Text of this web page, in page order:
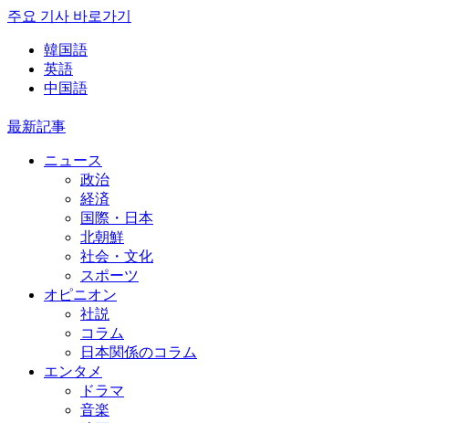
주요 기사 바로가기
韓国語
英語
中国語
最新記事
ニュース
政治
経済
国際・日本
北朝鮮
社会・文化
スポーツ
オピニオン
社説
コラム
日本関係のコラム
エンタメ
ドラマ
音楽